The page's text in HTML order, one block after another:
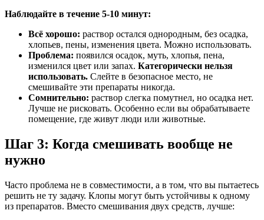
Наблюдайте в течение 5-10 минут:
Всё хорошо: раствор остался однородным, без осадка,
хлопьев, пены, изменения цвета. Можно использовать.
Проблема: появился осадок, муть, хлопья, пена,
изменился цвет или запах. Категорически нельзя
использовать. Слейте в безопасное место, не
смешивайте эти препараты никогда.
Сомнительно: раствор слегка помутнел, но осадка нет.
Лучше не рисковать. Особенно если вы обрабатываете
помещение, где живут люди или животные.
Шаг 3: Когда смешивать вообще не
нужно
Часто проблема не в совместимости, а в том, что вы пытаетесь
решить не ту задачу. Клопы могут быть устойчивы к одному
из препаратов. Вместо смешивания двух средств, лучше: